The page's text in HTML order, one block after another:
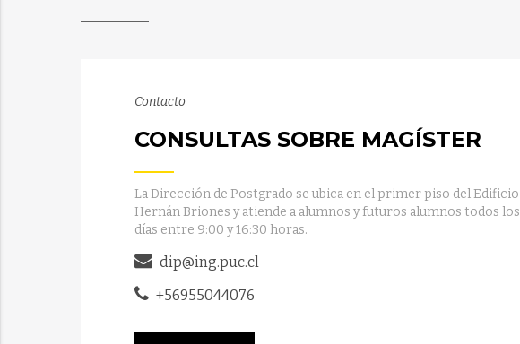
Contacto
CONSULTAS SOBRE MAGÍSTER
La Dirección de Postgrado se ubica en el primer piso del Edificio
Hernán Briones y atiende a alumnos y futuros alumnos todos los
días entre 9:00 y 16:30 horas.
dip@ing.puc.cl
+56955044076